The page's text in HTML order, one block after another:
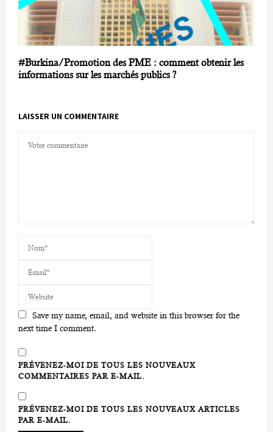
#Burkina/Promotion des PME : comment obtenir les
informations sur les marchés publics ?
LAISSER UN COMMENTAIRE
Save my name, email, and website in this browser for the
next time I comment.
PRÉVENEZ-MOI DE TOUS LES NOUVEAUX
COMMENTAIRES PAR E-MAIL.
PRÉVENEZ-MOI DE TOUS LES NOUVEAUX ARTICLES
PAR E-MAIL.